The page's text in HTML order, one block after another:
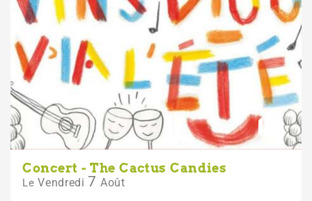
Concert - The Cactus Candies
Le Vendredi 7 Août